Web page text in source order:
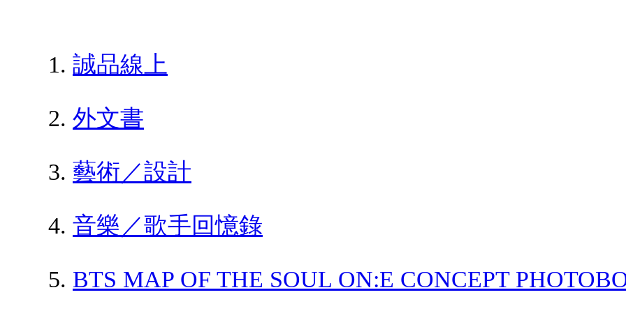
誠品線上
外文書
藝術／設計
音樂／歌手回憶錄
BTS MAP OF THE SOUL ON:E CONCEPT